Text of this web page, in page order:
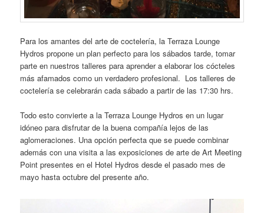
Para los amantes del arte de coctelería, la Terraza Lounge
Hydros propone un plan perfecto para los sábados tarde, tomar
parte en nuestros talleres para aprender a elaborar los cócteles
más afamados como un verdadero profesional. Los talleres de
coctelería se celebrarán cada sábado a partir de las 17:30 hrs.
Todo esto convierte a la Terraza Lounge Hydros en un lugar
idóneo para disfrutar de la buena compañía lejos de las
aglomeraciones. Una opción perfecta que se puede combinar
además con una visita a las exposiciones de arte de Art Meeting
Point presentes en el Hotel Hydros desde el pasado mes de
mayo hasta octubre del presente año.